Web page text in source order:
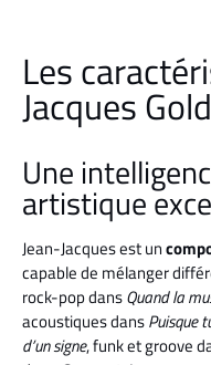
Les
Jacques
Une
artistique
Jean-Jacques est un
capable de mélanger
rock-pop dansQuand la
acoustiques dansPuisque
d’un signe, funk et groove